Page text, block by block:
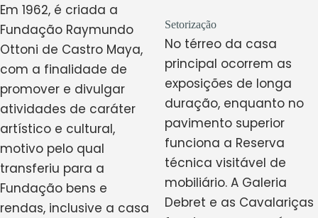
Em 1962, é criada a
Fundação Raymundo
Ottoni de Castro Maya,
com a finalidade de
promover e divulgar
atividades de caráter
artístico e cultural,
motivo pelo qual
transferiu para a
Fundação bens e
rendas, inclusive a casa
Setorização
No térreo da casa
principal ocorrem as
exposições de longa
duração, enquanto no
pavimento superior
funciona a Reserva
técnica visitável de
mobiliário. A Galeria
Debret e as Cavalariças